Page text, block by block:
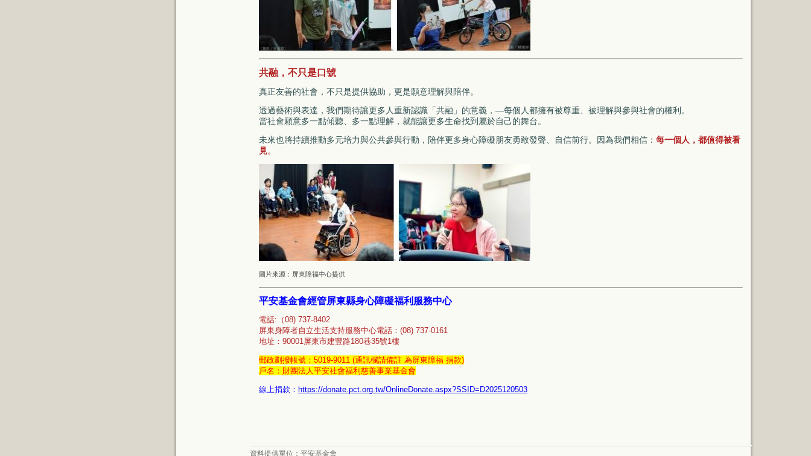
共融，不只是口號
真正友善的社會，不只是提供協助，更是願意理解與陪伴。
透過藝術與表達，我們期待讓更多人重新認識「共融」的意義，—每個人都擁有被尊重、被理解與參與社會的權利。
當社會願意多一點傾聽、多一點理解，就能讓更多生命找到屬於自己的舞台。
未來也將持續推動多元培力與公共參與行動，陪伴更多身心障礙朋友勇敢發聲、自信前行。 因為我們相信： 每一個人，都值得被看
見。
圖片來源：屏東障福中心提供
平安基金會經管屏東縣身心障礙福利服務中心
電話:（08) 737-8402
屏東身障者自立生活支持服務中心電話：(08) 737-0161
地址：90001屏東市建豐路180巷35號1樓
郵政劃撥帳號：5019-9011 (通訊欄請備註 為屏東障福 捐款)
戶名：財團法人平安社會福利慈善事業基金會
線上捐款： https://donate.pct.org.tw/OnlineDonate.aspx?SSID=D2025120503
資料提供單位： 平安基金會